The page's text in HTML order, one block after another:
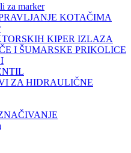
za marker
KOTAČIMA
KIPER IZLAZA
I ŠUMARSKE PRIKOLICE
ZA HIDRAULIČNE